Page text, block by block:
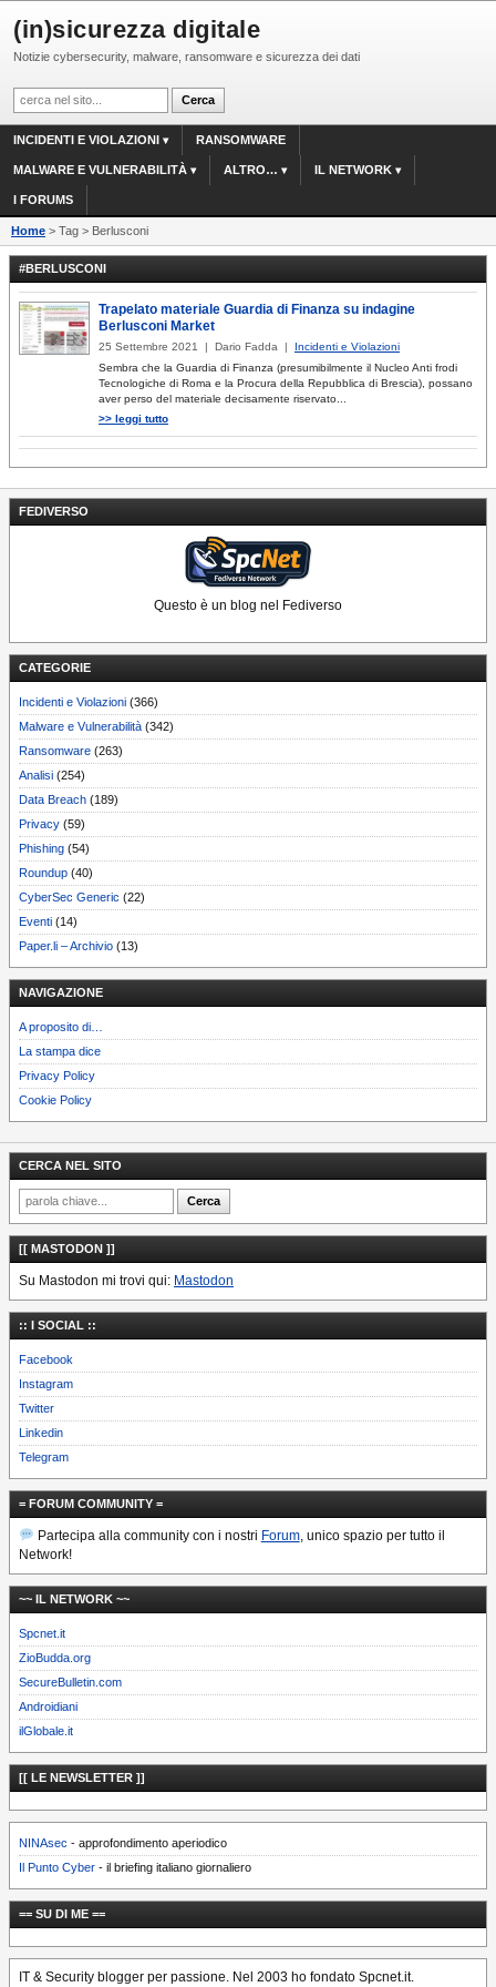
(in)sicurezza digitale
Notizie cybersecurity, malware, ransomware e sicurezza dei dati
INCIDENTI E VIOLAZIONI RANSOMWARE
MALWARE E VULNERABILITÀ ALTRO… IL NETWORK
I FORUMS
Home > Tag > Berlusconi
FEDIVERSO
Questo è un blog nel Fediverso
CATEGORIE
Incidenti e Violazioni (366)
Malware e Vulnerabilità (342)
Ransomware (263)
Analisi (254)
Data Breach (189)
Privacy (59)
Phishing (54)
Roundup (40)
CyberSec Generic (22)
Eventi (14)
Paper.li – Archivio (13)
NAVIGAZIONE
A proposito di…
La stampa dice
Privacy Policy
Cookie Policy
#BERLUSCONI
Trapelato materiale Guardia di Finanza su indagine
Berlusconi Market
25 Settembre 2021 | Dario Fadda | Incidenti e Violazioni
Sembra che la Guardia di Finanza (presumibilmente il Nucleo Anti frodi
Tecnologiche di Roma e la Procura della Repubblica di Brescia), possano
aver perso del materiale decisamente riservato...
>> leggi tutto
CERCA NEL SITO
[[ MASTODON ]]
Su Mastodon mi trovi qui: Mastodon
:: I SOCIAL ::
Facebook
Instagram
Twitter
Linkedin
Telegram
= FORUM COMMUNITY =
Partecipa alla community con i nostri Forum, unico spazio per tutto il
Network!
~~ IL NETWORK ~~
Spcnet.it
ZioBudda.org
SecureBulletin.com
Androidiani
ilGlobale.it
[[ LE NEWSLETTER ]]
NINAsec - approfondimento aperiodico
Il Punto Cyber - il briefing italiano giornaliero
== SU DI ME ==
IT & Security blogger per passione. Nel 2003 ho fondato Spcnet.it.